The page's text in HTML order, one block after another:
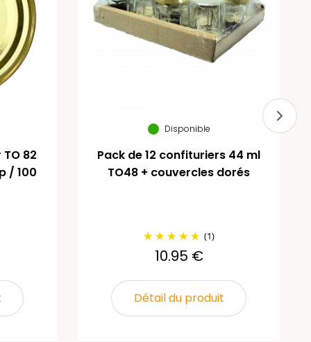
82
/ 100
Disponible
Pack de 12 confituriers 44 ml
TO48 + couvercles dorés
(1)
10.95 €
Détail du produit